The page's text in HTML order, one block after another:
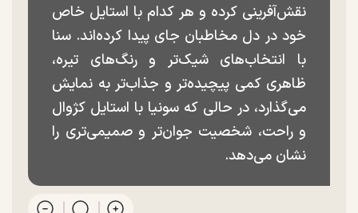
نقش‌آفرینی کرده و هر کدام با استایل خاص
خود در دل مخاطبان جای پیدا کرده‌اند. سنا
با انتخاب‌های شیک‌تر و رنگ‌های تیره،
ظاهری کمی پیچیده‌تر و جذاب‌تر به نمایش
می‌گذارد، در حالی که سونیا با استایل کژوال
و راحت، شخصیت جوان‌تر و صمیمی‌تری را
نشان می‌دهد.